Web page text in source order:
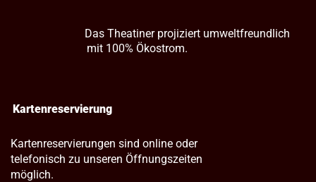
Das Theatiner projiziert umweltfreundlich
mit 100% Ökostrom.
Kartenreservierung
Kartenreservierungen sind online oder
telefonisch zu unseren Öffnungszeiten
möglich.